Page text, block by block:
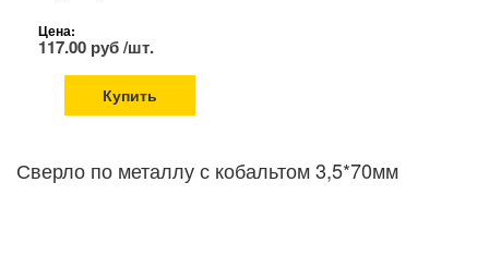
Цена:
117.00 руб /шт.
Купить
Сверло по металлу с кобальтом 3,5*70мм